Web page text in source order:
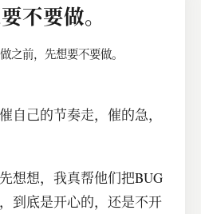
不要做。
做之前，先想要不要做。
自己的节奏走，催的急，
想想，我真帮他们把BUG
到底是开心的，还是不开